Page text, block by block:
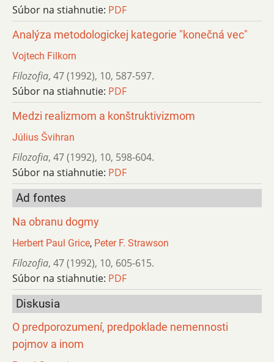
Súbor na stiahnutie: PDF
Analýza metodologickej kategorie "konečná vec"
Vojtech Filkorn
Filozofia, 47 (1992), 10, 587-597.
Súbor na stiahnutie: PDF
Medzi realizmom a konštruktivizmom
Július Švihran
Filozofia, 47 (1992), 10, 598-604.
Súbor na stiahnutie: PDF
Ad fontes
Na obranu dogmy
Herbert Paul Grice, Peter F. Strawson
Filozofia, 47 (1992), 10, 605-615.
Súbor na stiahnutie: PDF
Diskusia
O predporozumení, predpoklade nemennosti
pojmov a inom